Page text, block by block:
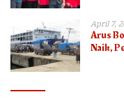
April 7,
Arus
Naik,